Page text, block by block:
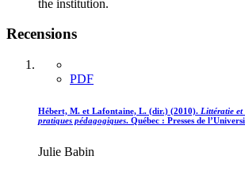
the institution.
Recensions
PDF
Hébert, M. et Lafontaine, L. (dir.) (2010). Littératie et
pratiques pédagogiques. Québec : Presses de
Julie Babin